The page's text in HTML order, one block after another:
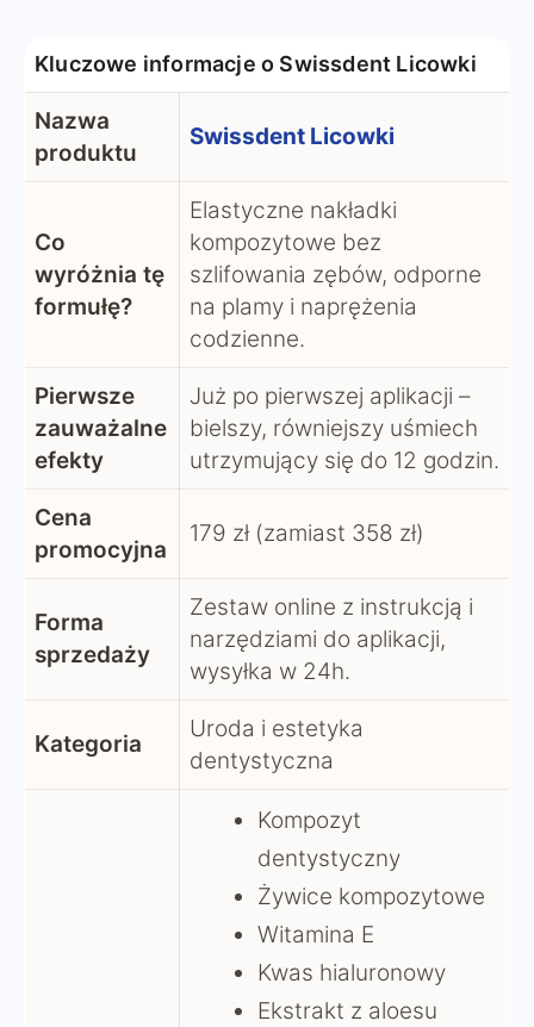
Kluczowe informacje o Swissdent Licowki
Nazwa
produktu
Swissdent Licowki
Co
wyróżnia tę
formułę?
Elastyczne nakładki
kompozytowe bez
szlifowania zębów, odporne
na plamy i naprężenia
codzienne.
Pierwsze
zauważalne
efekty
Już po pierwszej aplikacji –
bielszy, równiejszy uśmiech
utrzymujący się do 12 godzin.
Cena
promocyjna
179 zł (zamiast 358 zł)
Forma
sprzedaży
Zestaw online z instrukcją i
narzędziami do aplikacji,
wysyłka w 24h.
Kategoria
Uroda i estetyka
dentystyczna
Kompozyt
dentystyczny
Żywice kompozytowe
Witamina E
Kwas hialuronowy
Ekstrakt z aloesu